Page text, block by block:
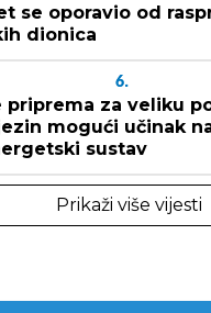
se oporavio od
dionica
6.
priprema za veliku
mogući učinak
sustav
Prikaži više vijesti